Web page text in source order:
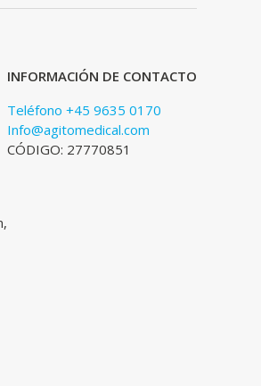
INFORMACIÓN DE CONTACTO
Teléfono +45 9635 0170
Info@agitomedical.com
CÓDIGO: 27770851